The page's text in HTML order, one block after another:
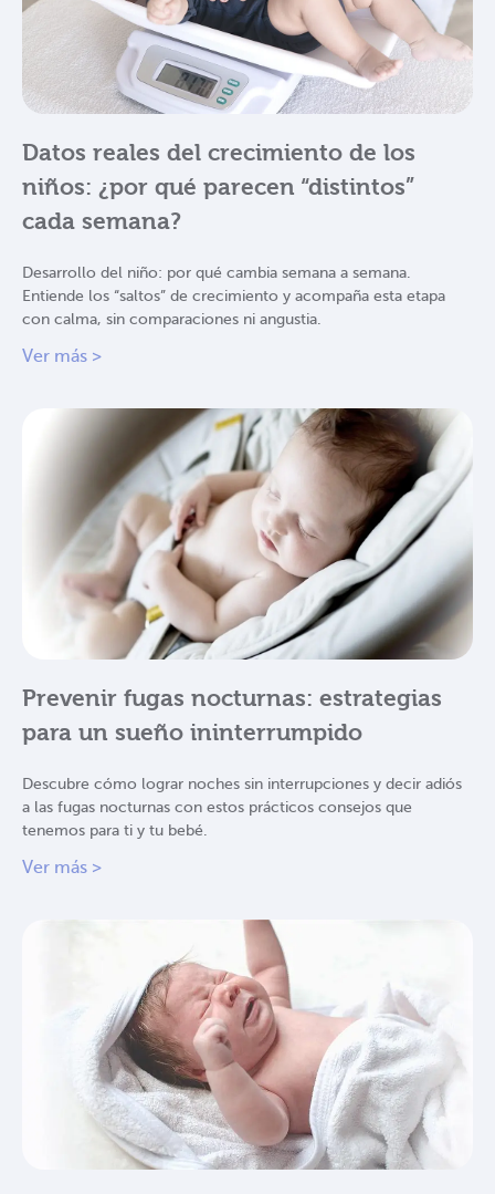
Datos reales del crecimiento de los
niños: ¿por qué parecen “distintos”
cada semana?
Desarrollo del niño: por qué cambia semana a semana.
Entiende los “saltos” de crecimiento y acompaña esta etapa
con calma, sin comparaciones ni angustia.
Ver más >
Prevenir fugas nocturnas: estrategias
para un sueño ininterrumpido
Descubre cómo lograr noches sin interrupciones y decir adiós
a las fugas nocturnas con estos prácticos consejos que
tenemos para ti y tu bebé.
Ver más >